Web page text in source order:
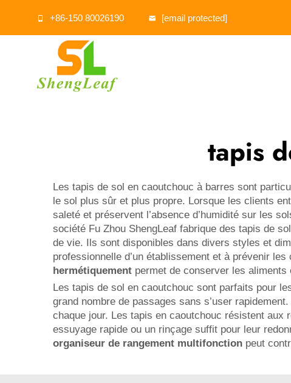
+86-150 80026190 [email protected]
tapis
Les tapis de sol en caoutchouc à barres sont
le sol plus sûr et plus propre. Lorsque les clients
saleté et préservent l’absence d’humidité sur les
société Fu Zhou ShengLeaf fabrique des tapis de
de vie. Ils sont disponibles dans divers styles et
professionnelle d’un établissement et à prévenir
hermétiquement permet de conserver les
Les tapis de sol en caoutchouc sont parfaits pour
grand nombre de passages sans s’user
chaque jour. Les tapis en caoutchouc résistent
essuyage rapide ou un rinçage suffit pour leur
organiseur de rangement multifonction peut